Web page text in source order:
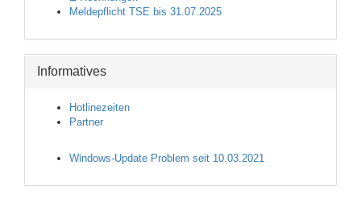
Meldepflicht TSE bis 31.07.2025
Informatives
Hotlinezeiten
Partner
Windows-Update Problem seit 10.03.2021